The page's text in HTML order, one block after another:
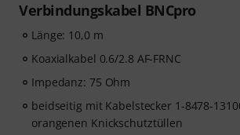
Verbindungskabel BNCpro
Länge: 10,0 m
Koaxialkabel 0.6/2.8 AF-FRNC
Impedanz: 75 Ohm
beidseitig mit Kabelstecker 1-8478-
orangenen Knickschutztüllen